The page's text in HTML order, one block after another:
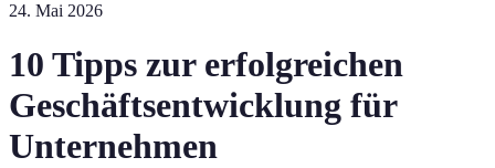
24. Mai 2026
10 Tipps zur erfolgreichen
Geschäftsentwicklung für
Unternehmen